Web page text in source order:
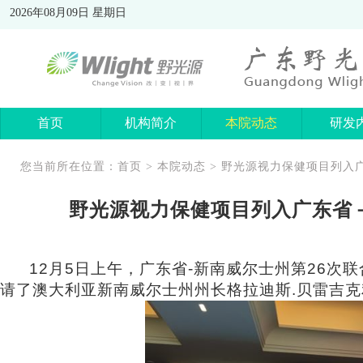
2026年08月09日 星期日
首页 机构简介 本院动态 研发
您当前所在位置： 首页 > 本院动态 > 野光源视力保健项目列入
野光源视力保健项目列入广东
12 月 5 日上午，广东省-新南威尔士州第26次
请了澳大利亚新南威尔士州州长格拉迪斯. 贝雷吉